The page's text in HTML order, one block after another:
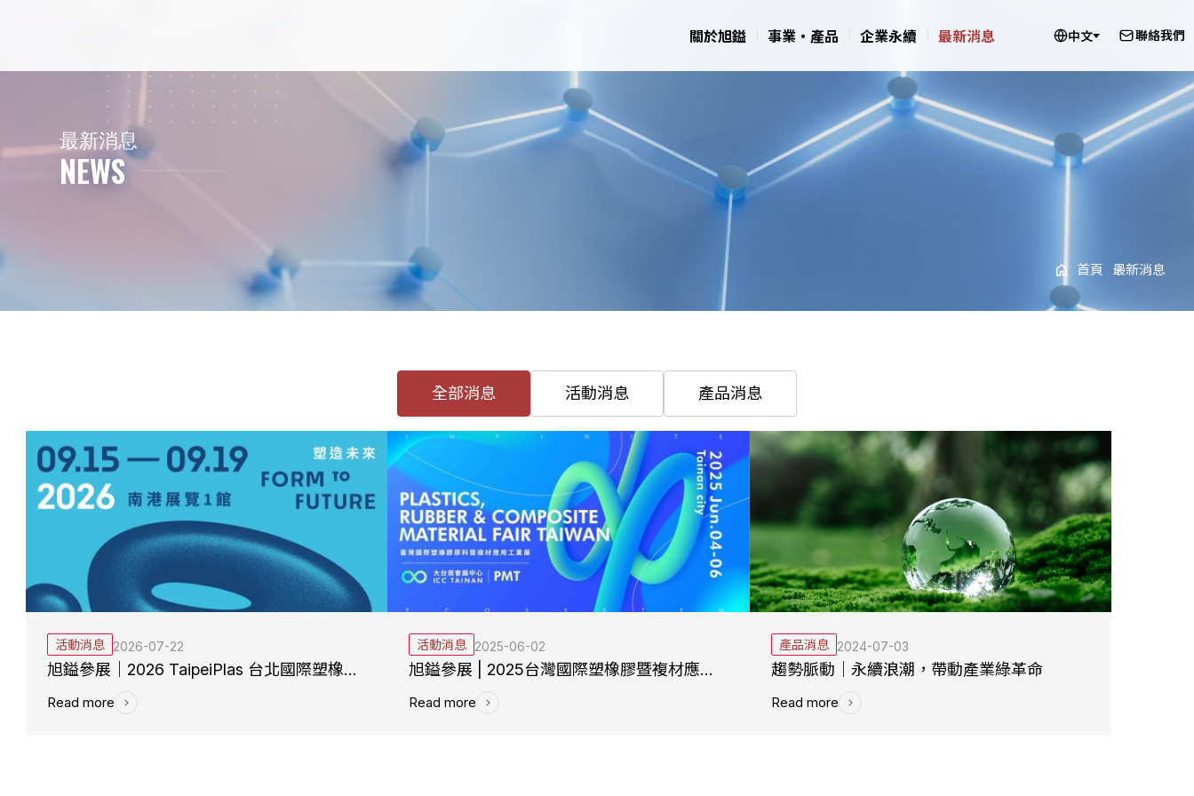
關於旭鎰 事業‧產品 企業永續 最新消息 中文 聯絡我們
最新消息
NEWS
首頁 最新消息
全部消息 活動消息 產品消息
活動消息 2026-07-22
旭鎰參展｜2026 TaipeiPlas 台北國際塑橡膠工業展
Read more
活動消息 2025-06-02
旭鎰參展 | 2025台灣國際塑橡膠暨複材應用工業展
Read more
產品消息 2024-07-03
趨勢脈動｜永續浪潮，帶動產業綠革命
Read more